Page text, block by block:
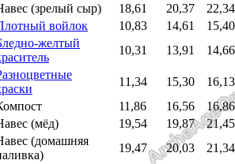
(зрелый сыр)
18,61 20,37 22,34
войлок 10,83 14,61
15,40
желтый
10,31 13,91
14,66
11,34 15,30
16,13
11,86 16,56
16,86
(мёд)
19,54 19,87
21,45
(домашняя
19,47 20,03
21,34